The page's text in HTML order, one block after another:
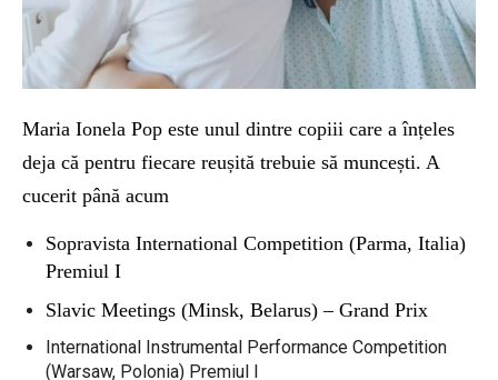
Maria Ionela Pop este unul dintre copiii care a înțeles
deja că pentru fiecare reușită trebuie să muncești. A
cucerit până acum
Sopravista International Competition (Parma, Italia)
Premiul I
Slavic Meetings (Minsk, Belarus) – Grand Prix
International Instrumental Performance Competition
(Warsaw, Polonia) Premiul I